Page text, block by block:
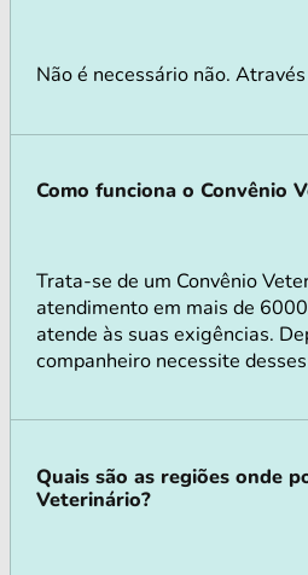
Não é necessário não.
Como funciona o Convênio
Trata-se de um Convênio
atendimento em mais de
atende às suas exigências.
companheiro necessite
Quais são as regiões onde
Veterinário?